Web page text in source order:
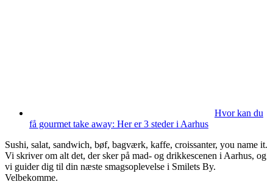
Hvor kan du
få gourmet take away: Her er 3 steder i Aarhus
Sushi, salat, sandwich, bøf, bagværk, kaffe, croissanter, you name it.
Vi skriver om alt det, der sker på mad- og drikkescenen i Aarhus, og
vi guider dig til din næste smagsoplevelse i Smilets By.
Velbekomme.